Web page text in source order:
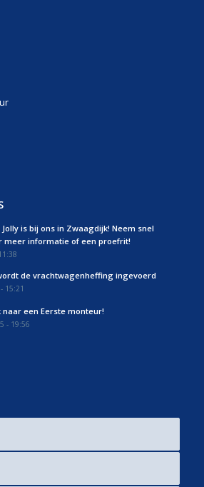
Jolly is bij ons in Zwaagdijk! Neem snel
meer informatie of een proefrit!
de vrachtwagenheffing ingevoerd
15:21
naar een Eerste monteur!
- 19:56